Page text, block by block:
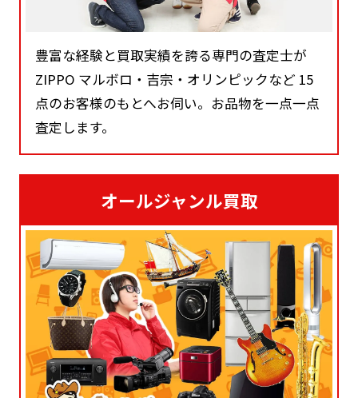
豊富な経験と買取実績を誇る専門の査定士が
ZIPPO マルボロ・吉宗・オリンピックなど 15
点のお客様のもとへお伺い。お品物を一点一点
査定します。
オールジャンル買取